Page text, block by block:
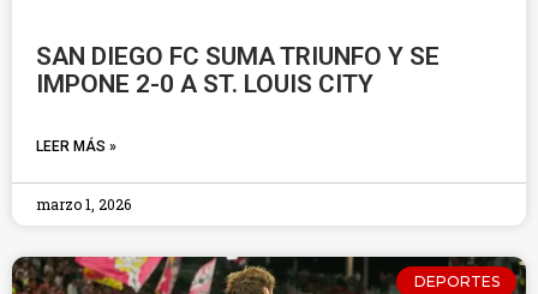
SAN DIEGO FC SUMA TRIUNFO Y SE
IMPONE 2-0 A ST. LOUIS CITY
LEER MÁS »
marzo 1, 2026
DEPORTES